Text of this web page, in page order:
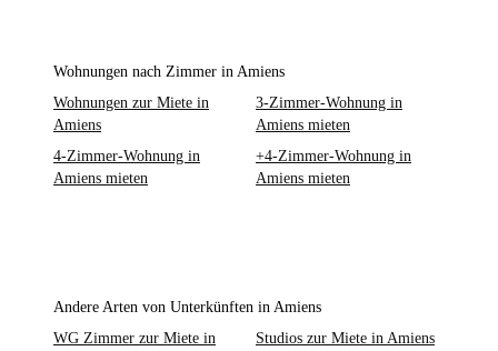
Wohnungen nach Zimmer in Amiens
Wohnungen zur Miete in
Amiens
3-Zimmer-Wohnung in
Amiens mieten
4-Zimmer-Wohnung in
Amiens mieten
+4-Zimmer-Wohnung in
Amiens mieten
Andere Arten von Unterkünften in Amiens
WG Zimmer zur Miete in
Studios zur Miete in Amiens